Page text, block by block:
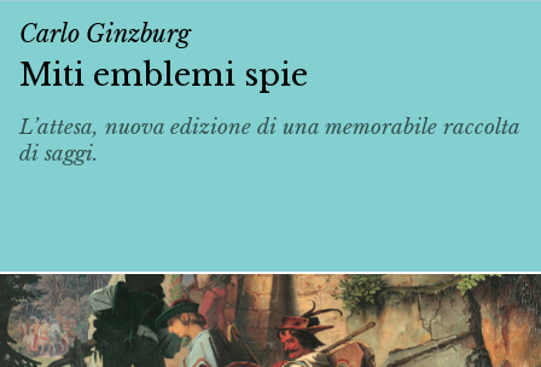
Carlo Ginzburg
Miti emblemi spie
L’attesa, nuova edizione di una memorabile raccolta
di saggi.